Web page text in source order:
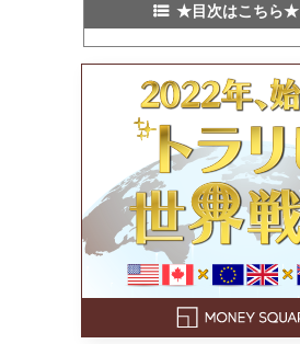
★目次はこちら★